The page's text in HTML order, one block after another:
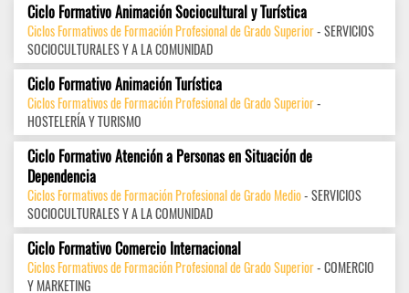
Ciclo Formativo Animación Sociocultural y Turística
Ciclos Formativos de Formación Profesional de Grado Superior- SERVICIOS
SOCIOCULTURALES Y A LA COMUNIDAD
Ciclo Formativo Animación Turística
Ciclos Formativos de Formación Profesional de Grado Superior-
HOSTELERÍA Y TURISMO
Ciclo Formativo Atención a Personas en Situación de
Dependencia
Ciclos Formativos de Formación Profesional de Grado Medio- SERVICIOS
SOCIOCULTURALES Y A LA COMUNIDAD
Ciclo Formativo Comercio Internacional
Ciclos Formativos de Formación Profesional de Grado Superior- COMERCIO
Y MARKETING